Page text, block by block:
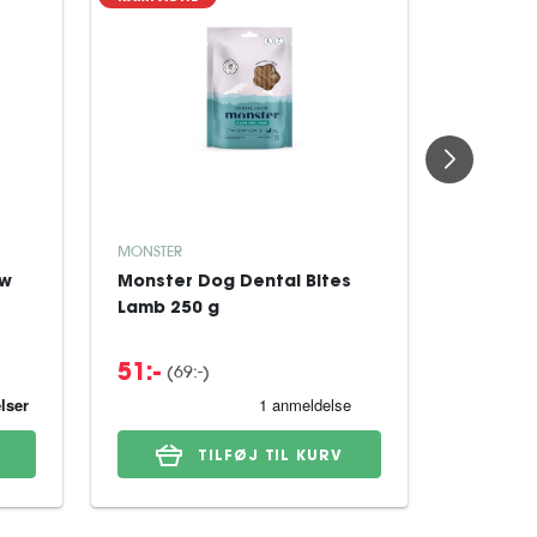
MONSTER
Monster Dog Dental Bites
Lamb 250 g
51:- (69:-)
TILFØJ TIL KURV